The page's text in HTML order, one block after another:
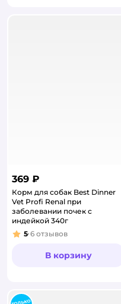
369 ₽
Корм для собак Best Dinner
Vet Profi Renal при
заболевании почек с
индейкой 340г
Рейтинг:
5 6 отзывов
В корзину